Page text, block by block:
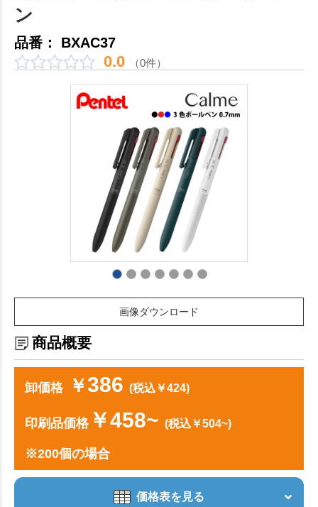
ン
品番： BXAC37
0.0 （0件）
画像ダウンロード
商品概要
卸価格 ￥386 (税込￥424)
印刷品価格￥458~ (税込￥504~)
※200個の場合
価格表を見る